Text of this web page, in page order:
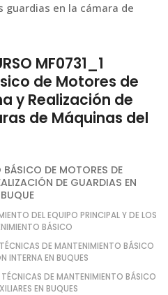
guardias en la cámara de
MF0731_1
de Motores de
y Realización de
de Máquinas del
DE MOTORES DE
DE GUARDIAS EN
DEL EQUIPO PRINCIPAL Y DE LOS
BÁSICO
DE MANTENIMIENTO BÁSICO
INTERNA EN BUQUES
DE MANTENIMIENTO BÁSICO
EN BUQUES